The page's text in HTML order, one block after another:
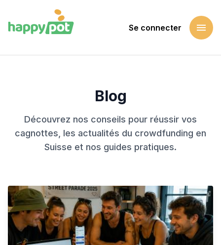
Se connecter menu
Blog
Découvrez nos conseils pour réussir vos
cagnottes, les actualités du crowdfunding en
Suisse et nos guides pratiques.